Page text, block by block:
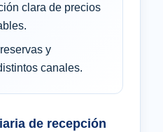
clara de precios
y
canales.
de recepción